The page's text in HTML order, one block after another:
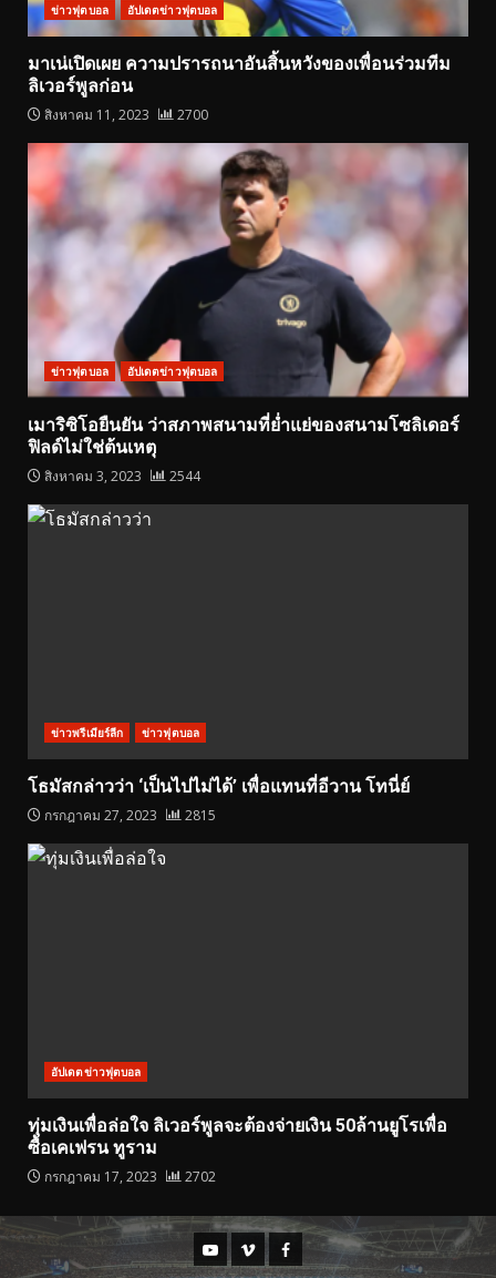
ข่าวฟุตบอล อัปเดตข่าวฟุตบอล
มาเน่เปิดเผย ความปรารถนาอันสิ้นหวังของเพื่อนร่วมทีม
ลิเวอร์พูลก่อน
สิงหาคม 11, 2023 2700
ข่าวฟุตบอล อัปเดตข่าวฟุตบอล
เมาริซิโอยืนยัน ว่าสภาพสนามที่ย่ำแย่ของสนามโซลิเดอร์
ฟิลด์ไม่ใช่ต้นเหตุ
สิงหาคม 3, 2023 2544
ข่าวพรีเมียร์ลีก ข่าวฟุตบอล
โธมัสกล่าวว่า ‘เป็นไปไม่ได้’ เพื่อแทนที่อีวาน โทนี่ย์
กรกฎาคม 27, 2023 2815
อัปเดตข่าวฟุตบอล
ทุ่มเงินเพื่อล่อใจ ลิเวอร์พูลจะต้องจ่ายเงิน 50ล้านยูโรเพื่อ
ซื้อเคเฟรน ทูราม
กรกฎาคม 17, 2023 2702
YoutubeVimeoFacebook